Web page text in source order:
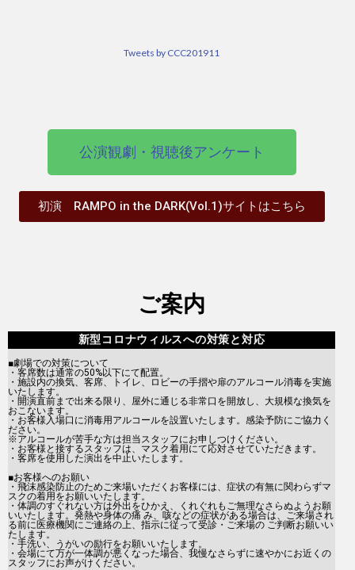
Tweets by CCC201911
公演観劇・視聴後アンケート
初演 RAMPO in the DARK(Vol.1)サイトはこちら
ご案内
新型コロナウィルスへの対策と対応
■劇場での対策について
・客席数は通常の50%以下にて配置。
・施設内の換気、客席、トイレ、ロビーの手摺や扉のアルコール消毒を実施
いたします。
・開演直前まで出来る限り、屋外に通じる非常口を開放し、大規模な換気を
おこないます。
・お客様入場口に消毒用アルコールを設置いたします。感染予防にご協力く
ださい。
※アルコールが苦手な方は担当スタッフにお申しつけください。
・お客様と接するスタッフは、マスク着用にて応対させていただきます。
・客席を使用した演出を中止いたします。
■お客様へのお願い
・飛沫感染防止のためご来場いただくお客様には、症状の有無に関わらずマ
スクの着用をお願いいたします。
・体調のすぐれない方は外出をひかえ、くれぐれもご無理なさらぬようお願
いいたします。発熱や身体の痛 み、咳などの症状がある場合は、ご来場され
る前に医療機関にご連絡の上、指示に従って受診・ご来場の ご判断お願いい
たします。
・手洗い、うがいの励行をお願いいたします。
・会場にて万が一体調が悪くなった場合、我慢なさらずに速やかにお近くの
スタッフにお声がけください。